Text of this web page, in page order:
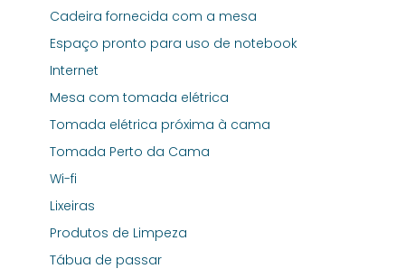
Cadeira fornecida com a mesa
Espaço pronto para uso de notebook
Internet
Mesa com tomada elétrica
Tomada elétrica próxima à cama
Tomada Perto da Cama
Wi-fi
Lixeiras
Produtos de Limpeza
Tábua de passar